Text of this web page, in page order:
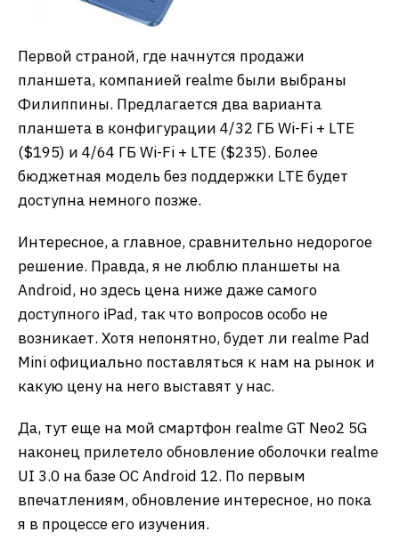
Первой страной, где начнутся продажи
планшета, компанией realme были выбраны
Филиппины. Предлагается два варианта
планшета в конфигурации 4/32 ГБ Wi-Fi + LTE
($195) и 4/64 ГБ Wi-Fi + LTE ($235). Более
бюджетная модель без поддержки LTE будет
доступна немного позже.
Интересное, а главное, сравнительно недорогое
решение. Правда, я не люблю планшеты на
Android, но здесь цена ниже даже самого
доступного iPad, так что вопросов особо не
возникает. Хотя непонятно, будет ли realme Pad
Mini официально поставляться к нам на рынок и
какую цену на него выставят у нас.
Да, тут еще на мой смартфон realme GT Neo2 5G
наконец прилетело обновление оболочки realme
UI 3.0 на базе ОС Android 12. По первым
впечатлениям, обновление интересное, но пока
я в процессе его изучения.